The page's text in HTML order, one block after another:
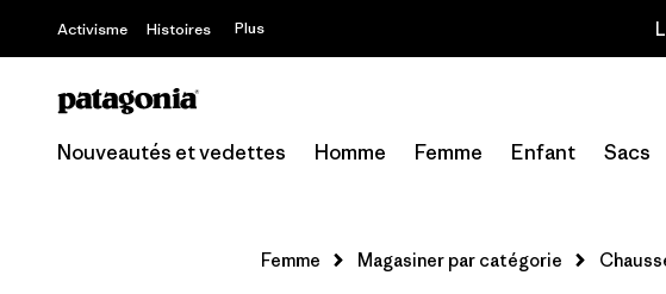
Activisme Histoires Plus
Nouveautés et vedettes Homme Femme Enfant Sacs
Femme Magasiner par catégorie